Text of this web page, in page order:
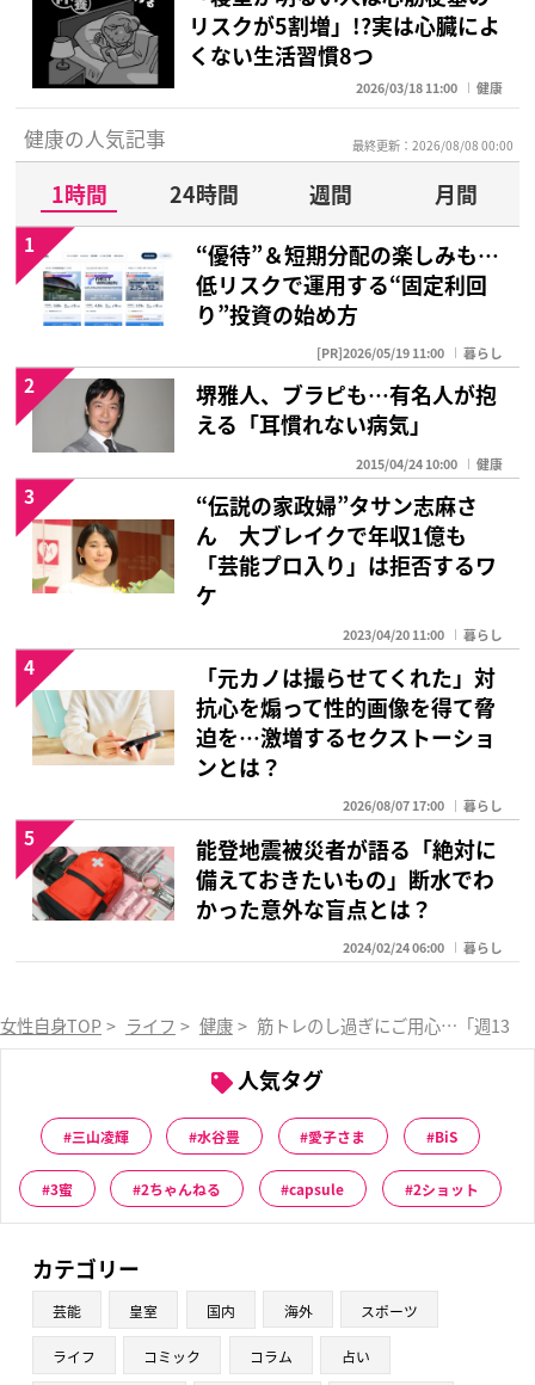
リスクが5割増」!?実は心臓によ
くない生活習慣8つ
2026/03/18 11:00 健康
健康の人気記事 最終更新：2026/08/08 00:00
1時間 24時間 週間
月間
“優待”＆短期分配の楽しみも…
低リスクで運用する“固定利回
り”投資の始め方
[PR]2026/05/19 11:00 暮らし
1
堺雅人、ブラピも…有名人が抱
える「耳慣れない病気」
2015/04/24 10:00 健康
2
“伝説の家政婦”タサン志麻さ
ん 大ブレイクで年収1億も
「芸能プロ入り」は拒否するワ
ケ
2023/04/20 11:00 暮らし
3
「元カノは撮らせてくれた」対
抗心を煽って性的画像を得て脅
迫を…激増するセクストーショ
ンとは？
2026/08/07 17:00 暮らし
4
能登地震被災者が語る「絶対に
備えておきたいもの」断水でわ
かった意外な盲点とは？
2024/02/24 06:00 暮らし
5
女性自身TOP > ライフ > 健康 > 筋トレのし過ぎにご用心…「週130
人気タグ
三山凌輝 水谷豊 愛子さま BiS
3蜜 2ちゃんねる capsule 2ショット
カテゴリー
芸能 皇室 国内 海外 スポーツ
ライフ コミック コラム 占い